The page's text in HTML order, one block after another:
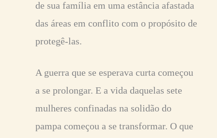
de sua família em uma estância afastada
das áreas em conflito com o propósito de
protegê-las.
A guerra que se esperava curta começou
a se prolongar. E a vida daquelas sete
mulheres confinadas na solidão do
pampa começou a se transformar. O que